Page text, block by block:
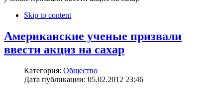
Skip to content
Американские ученые призвали
ввести акциз на сахар
Категория: Общество
Дата публикации: 05.02.2012 23:46